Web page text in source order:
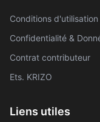
Conditions d'utilisation
Confidentialité &
Contrat contributeur
Ets. KRIZO
Liens utiles